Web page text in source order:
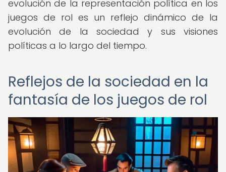
evolución de la representación política en los
juegos de rol es un reflejo dinámico de la
evolución de la sociedad y sus visiones
políticas a lo largo del tiempo.
Reflejos de la sociedad en la
fantasía de los juegos de rol